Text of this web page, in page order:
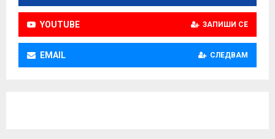
YOUTUBE ЗАПИШИ СЕ
EMAIL СЛЕДВАМ